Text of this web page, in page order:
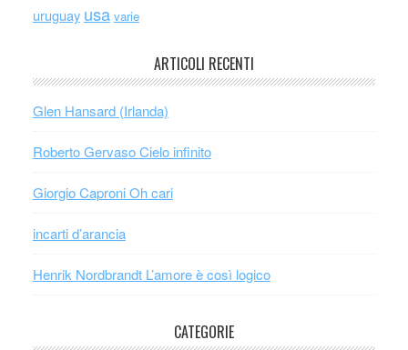
uruguay usa varie
ARTICOLI RECENTI
Glen Hansard (Irlanda)
Roberto Gervaso Cielo infinito
Giorgio Caproni Oh cari
incarti d’arancia
Henrik Nordbrandt L’amore è così logico
CATEGORIE